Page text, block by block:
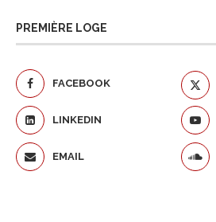
PREMIÈRE LOGE
FACEBOOK
LINKEDIN
EMAIL